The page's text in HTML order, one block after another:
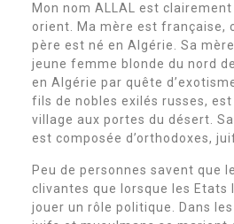
Mon nom ALLAL est
orient. Ma mère est française,
père est né en Algérie. Sa
jeune femme blonde du nord
en Algérie par quête
fils de nobles exilés russes,
village aux portes du désert.
est composée d’orthodoxes,
Peu de personnes savent que
clivantes que lorsque les Etats
jouer un rôle politique. Dans